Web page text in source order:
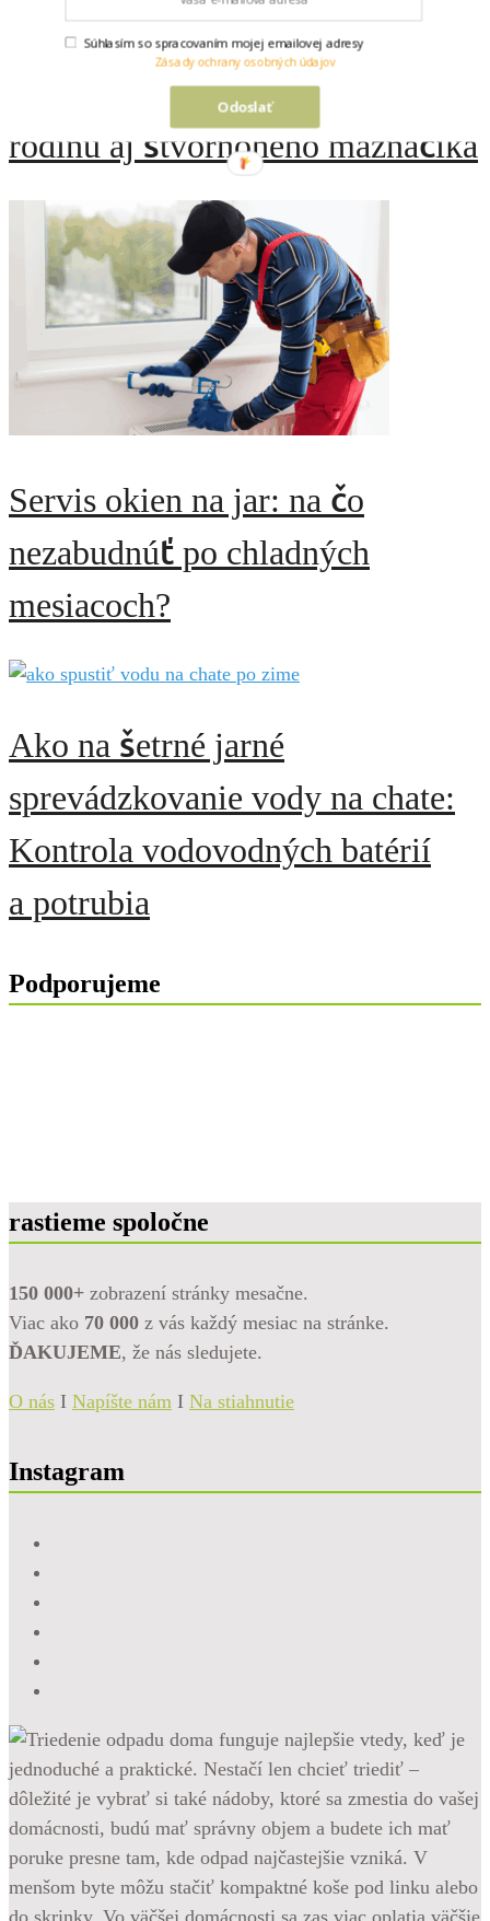
a správne produkty pre domáce
varenie: tipy na nákup pre celú
rodinu aj štvornohého maznáčika
Servis okien na jar: na čo
nezabudnúť po chladných
mesiacoch?
Ako na šetrné jarné
sprevádzkovanie vody na chate:
Kontrola vodovodných batérií
a potrubia
Podporujeme
rastieme spoločne
150 000+ zobrazení stránky mesačne.
Viac ako 70 000 z vás každý mesiac na stránke.
ĎAKUJEME, že nás sledujete.
O nás I Napíšte nám I Na stiahnutie
Instagram
Odoslať
Súhlasím so spracovaním mojej emailovej adresy
Zásady ochrany osobných údajov